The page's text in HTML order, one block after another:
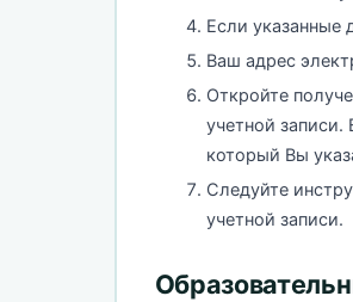
Если указанные
Ваш адрес
Откройте
учетной записи.
который Вы
Следуйте
учетной записи.